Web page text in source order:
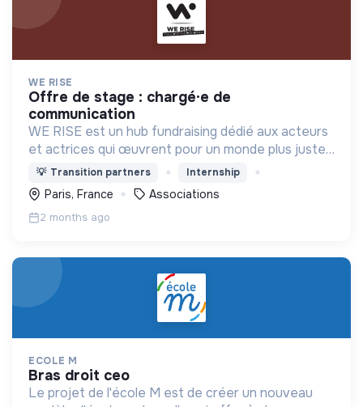
WE RISE
offre de stage : chargé·e de
communication
WE RISE est un hub fundraising dédié aux acteurs
et actrices qui œuvrent pour un monde plus juste,
plus solidaire et plus vivant autour d'un collectif
d’indépendant·es expert·es.
💡 Transition partners Internship
Paris, France Associations
2 months ago
ECOLE M
bras droit ceo
Le projet de l'école M est de créer un nouveau